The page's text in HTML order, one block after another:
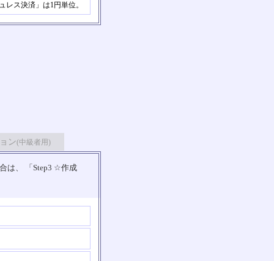
ス決済」は1円単位。
ン(中級者用)
は、 「Step3 ☆作成